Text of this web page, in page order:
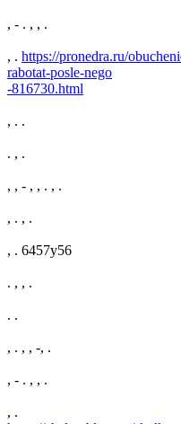
, - . , , .
, . https://pronedra.ru/
rabotat-posle-nego
-816730.html
, . .
. , .
, , - , , . , .
, . , .
, . 6457y56
. , , .
. .
, . , , -, .
, - . , , .
, .